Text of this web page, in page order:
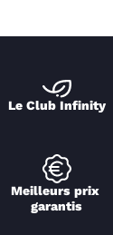
Le Club Infinity
Meilleurs prix
garantis